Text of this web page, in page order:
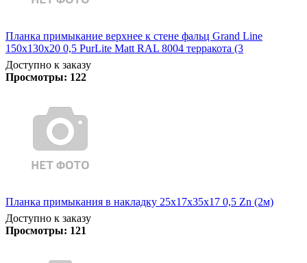
Планка примыкание верхнее к стене фальц Grand Line
150х130х20 0,5 PurLite Matt RAL 8004 терракота (3
Доступно к заказу
Просмотры: 122
Планка примыкания в накладку 25х17х35х17 0,5 Zn (2м)
Доступно к заказу
Просмотры: 121